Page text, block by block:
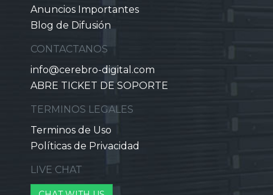
Anuncios Importantes
Blog de Difusión
CONTACTANOS
info@cerebro-digital.com
ABRE TICKET DE SOPORTE
TERMINOS LEGALES
Terminos de Uso
Políticas de Privacidad
LIVE CHAT